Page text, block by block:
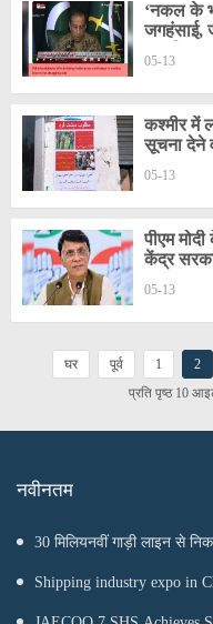
‘नकल के
जगहंसाई,
05-13
कश्‍मीर में
सूचना देने
05-13
पीएम
केंद्र
05-13
घर पूर्व 1 2
प्रति पृष्ठ 10
नवीनतम
30 मिलियनवीं गाड़ी लाइन से
माइलस्टोन का जश्न मनाया
Shipping industry expo in